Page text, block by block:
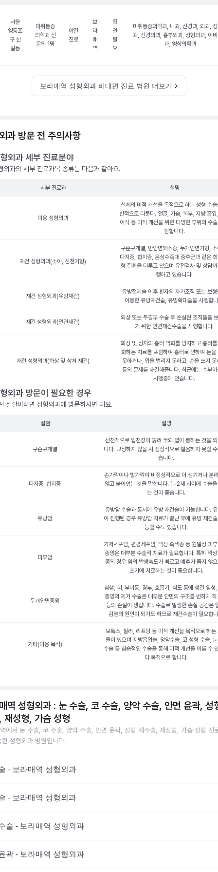
서울
영등포
구 신
길동
마취통증
의학과 전
문의 1명
야간
진료
보
라
매
역
확
인
필
요
마취통증의학과, 내과, 신경과, 외과, 정
과, 신경외과, 흉부외과, 성형외과, 이
과, 영상의학과
보라매역 성형외과 비대면 진료 병원 더보기
과 방문 전 주의사항
외과 세부 진료분야
외과의 세부 진료과목 종류는 다음과 같아요.
세부 진료과 설명
미용 성형외과
신체의 미적 개선을 목적으로 하는 성형 수술
반적으로 다룬다. 얼굴, 가슴, 복부, 지방 흡입
이식 등 미적 개선을 위한 다양한 부위의 수
함합니다.
재건 성형외과(소아, 선천기형)
구순구개열, 반안면왜소증, 두개안면기형, 소
다지증, 합지증, 윤상수축대 증후군과 같은 희
형 질환을 다루고 있으며 유전검사 및 상담까
행하고 있습니다.
재건 성형외과(유방재건)
유방절제술 이후 환자의 자가조직 또는 보형
이용한 유방재건술, 유방확대술을 시행합
재건 성형외과(안면재건)
외상 또는 두경부 수술 후 손실된 조직들을
기 위한 안면재건수술을 시행합니다.
재건 성형외과(화상 및 상처 재건)
화상 및 상처의 흉터 악화를 방지하고 흉터를
화하는 치료를 포함하여 흉터로 인하여 눈을
못하거나, 입을 벌리지 못하고, 손을 쓰지 못
등의 문제를 해결해줍니다. 최근에는 수부이
시행중에 있습니다.
외과 방문이 필요한 경우
질환이라면 성형외과에 방문하시면 돼요.
질환 설명
구순구개열
선천적으로 입천장이 뚫려 코와 입이 통하는 것을
니다. 교정하지 않을 시 정상적으로 발음하지 못할
습니다.
다지증, 합지증
손가락이나 발가락이 비정상적으로 더 생기거나 분
않고 붙어있는 것을 말합니다. 1~2세 사이에 수술을
는 것이 좋습니다.
유방암
유방암 수술과 동시에 유방 재건술이 가능합니다.
이 진행된 경우 유방암 치료가 끝난 후에 유방 재건
능할 수도 있습니다.
피부암
기저세포암, 편평세포암, 악성 흑색종 등 원발성 피
종양은 대부분 수술적 치료가 필요합니다. 특히 악성
종의 경우 암의 발생속도가 빠르고 예후가 좋지 않
초기에 치료하는 것이 중요합니다.
두개안면종양
침샘, 혀, 부비동, 경부, 호흡기, 식도 등에 생긴 양성,
종양의 제거 수술은 대부분 안면의 구조를 변하게 하
능의 손실이 생깁니다. 수술로 발생한 손실 공간은
감염의 원인이 되기도 하므로 재건수술이 필요합
기타(미용 목적)
보톡스, 필러, 리프팅 등 미적 개선을 목적으로 하는
들이 있으며 지방흡입술, 양악수술, 코 성형 수술,
수술 등 침습적인 수술을 통해 미적 개선을 이룰 수
다.목적으로 합니다.
역 성형외과 : 눈 수술, 코 수술, 양악 수술, 안면 윤곽, 성
재성형, 가슴 성형
에서 눈 수술, 코 수술, 양악 수술, 안면 윤곽, 성형 재수술, 재성형, 가슴 성형 진
한 성형외과 병원입니다.
- 보라매역 성형외과
- 보라매역 성형외과
술 - 보라매역 성형외과
곽 - 보라매역 성형외과